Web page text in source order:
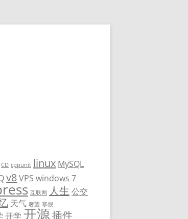
CD cppunit linux MySQL
v8VPS windows 7
互联网 人生 公交
天气 奢望 寒假
开学 开源插件